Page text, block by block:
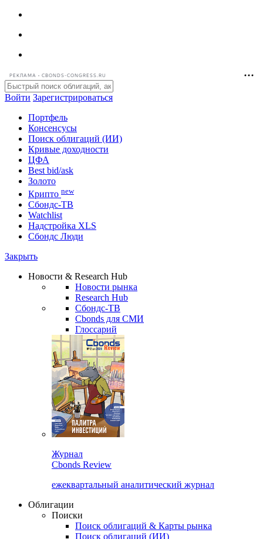
РЕКЛАМА • CBONDS-CONGRESS.RU
Войти Зарегистрироваться
Портфель
Консенсусы
Поиск облигаций (ИИ)
Кривые доходности
ЦФА
Best bid/ask
Золото
Крипто new
Watchlist
Сбондс Люди
Новости & Research Hub
Новости рынка
Research Hub
Сбондс-ТВ
Cbonds для СМИ
Глоссарий
Cbonds Review
ежеквартальный аналитический журнал